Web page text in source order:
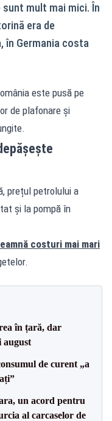
mult mai mici. În
era de
în Germania costa
este pusă pe
de plafonare și
prețul petrolului a
și la pompă în
costuri mai mari
în țară, dar
august
de curent „a
un acord pentru
al carcaselor de